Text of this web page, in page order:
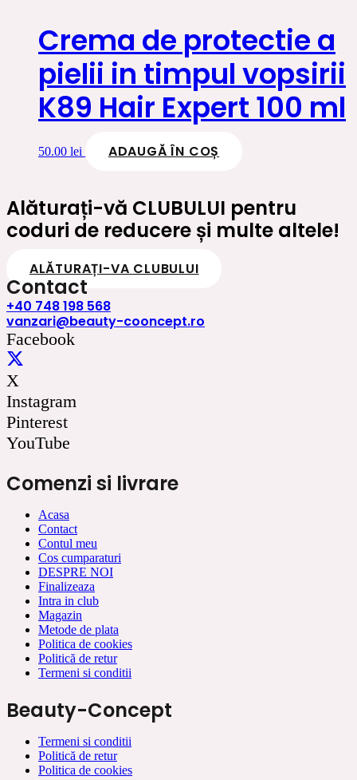
Crema de protectie a
pielii in timpul vopsirii
K89 Hair Expert 100 ml
50.00 lei ADAUGĂ ÎN COȘ
Alăturați-vă CLUBULUI pentru
coduri de reducere și multe altele!
ALĂTURAȚI-VA CLUBULUI
Contact
+40 748 198 568
vanzari@beauty-cooncept.ro
Facebook
X
Instagram
Pinterest
YouTube
Comenzi si livrare
Acasa
Contact
Contul meu
Cos cumparaturi
DESPRE NOI
Finalizeaza
Intra in club
Magazin
Metode de plata
Politica de cookies
Politică de retur
Termeni si conditii
Beauty-Concept
Termeni si conditii
Politică de retur
Politica de cookies